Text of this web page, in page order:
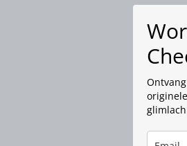
glimlach